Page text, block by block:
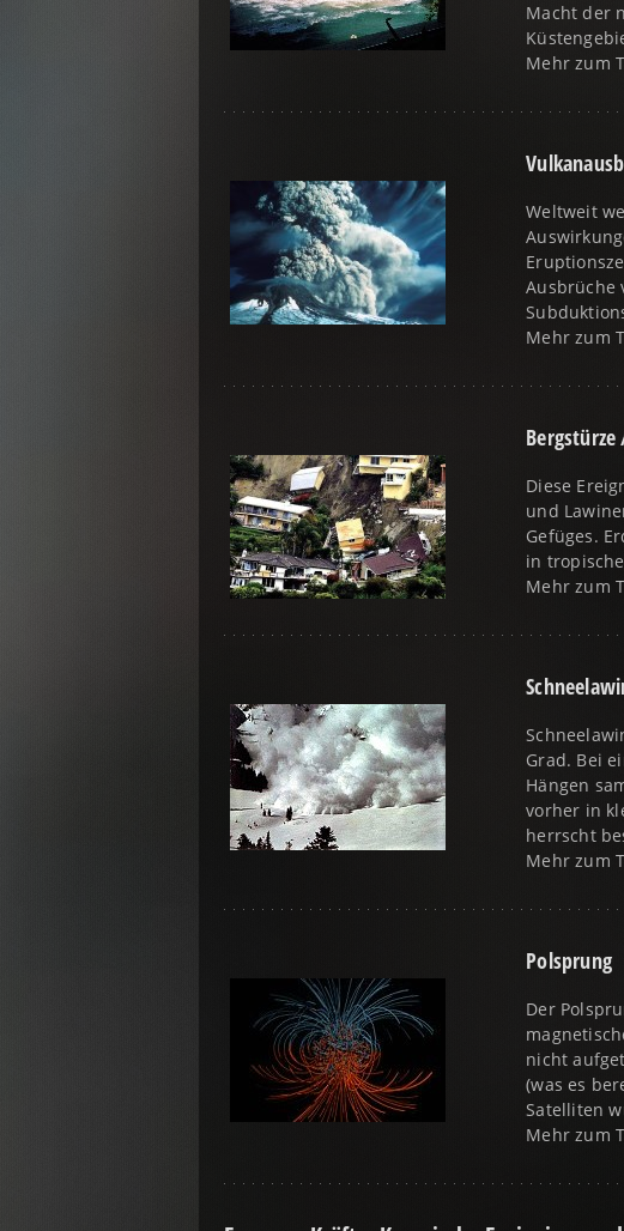
Macht der
Mehr zum
Weltweit
Ausbrüche
Mehr zum
Diese
und
Gefüges.
in
Mehr zum
Grad. Bei
Hängen
vorher in
herrscht
Mehr zum
Polsprung
Der
nicht
(was es
Satelliten
Mehr zum